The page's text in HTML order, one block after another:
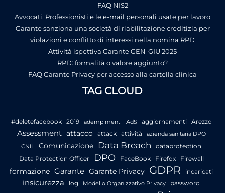
FAQ NIS2
Avvocati, Professionisti e le e-mail personali usate per lavoro
Garante sanziona una società di riabilitazione creditizia per
violazioni e conflitto di interessi nella nomina RPD
Attività ispettiva Garante GEN-GIU 2025
RPD: formalità o valore aggiunto?
FAQ Garante Privacy per accesso alla cartella clinica
TAG CLOUD
#deletefacebook 2019 adempimenti AdS aggiornamenti Arezzo
Assessment attacco attack attività
azienda sanitaria DPO
CNIL
Comunicazione Data Breach
dataprotection
Data Protection Officer
DPO FaceBook Firefox Firewall
formazione Garante Garante Privacy GDPR incaricati
insicurezza log Modello Organizzativo Privacy
password